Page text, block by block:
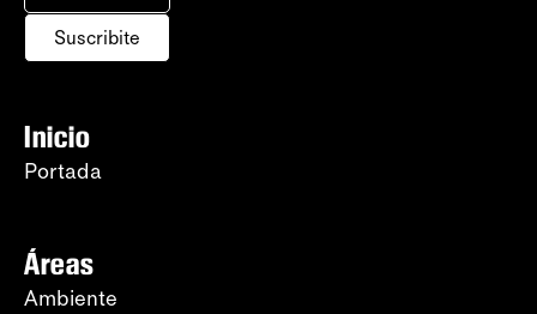
Suscribite
Inicio
Portada
Áreas
Ambiente